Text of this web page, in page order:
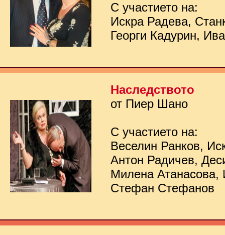
С участието на:
Искра Радева,
Георги Кадурин,
Наследството
от Пиер Шано
С участието на:
Веселин Ранков,
Антон Радичев,
Милена Атанасова,
Стефан Стефанов